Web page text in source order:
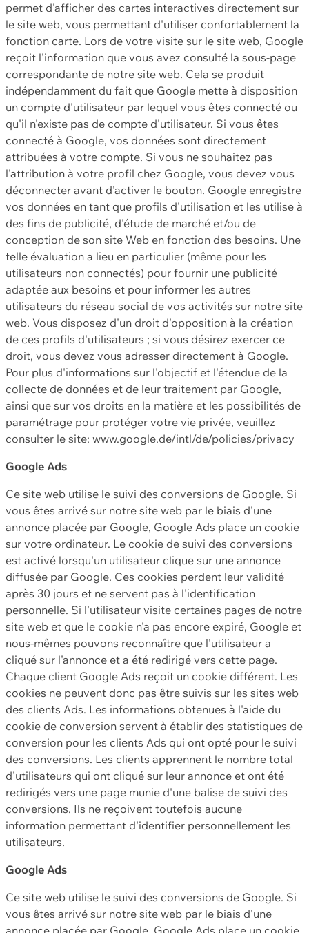
permet d'afficher des cartes interactives directement sur
le site web, vous permettant d'utiliser confortablement la
fonction carte. Lors de votre visite sur le site web, Google
reçoit l'information que vous avez consulté la sous-page
correspondante de notre site web. Cela se produit
indépendamment du fait que Google mette à disposition
un compte d'utilisateur par lequel vous êtes connecté ou
qu'il n'existe pas de compte d'utilisateur. Si vous êtes
connecté à Google, vos données sont directement
attribuées à votre compte. Si vous ne souhaitez pas
l'attribution à votre profil chez Google, vous devez vous
déconnecter avant d'activer le bouton. Google enregistre
vos données en tant que profils d'utilisation et les utilise à
des fins de publicité, d'étude de marché et/ou de
conception de son site Web en fonction des besoins. Une
telle évaluation a lieu en particulier (même pour les
utilisateurs non connectés) pour fournir une publicité
adaptée aux besoins et pour informer les autres
utilisateurs du réseau social de vos activités sur notre site
web. Vous disposez d'un droit d'opposition à la création
de ces profils d'utilisateurs ; si vous désirez exercer ce
droit, vous devez vous adresser directement à Google.
Pour plus d'informations sur l'objectif et l'étendue de la
collecte de données et de leur traitement par Google,
ainsi que sur vos droits en la matière et les possibilités de
paramétrage pour protéger votre vie privée, veuillez
consulter le site: www.google.de/intl/de/policies/privacy
Google Ads
Ce site web utilise le suivi des conversions de Google. Si
vous êtes arrivé sur notre site web par le biais d'une
annonce placée par Google, Google Ads place un cookie
sur votre ordinateur. Le cookie de suivi des conversions
est activé lorsqu'un utilisateur clique sur une annonce
diffusée par Google. Ces cookies perdent leur validité
après 30 jours et ne servent pas à l'identification
personnelle. Si l'utilisateur visite certaines pages de notre
site web et que le cookie n'a pas encore expiré, Google et
nous-mêmes pouvons reconnaître que l'utilisateur a
cliqué sur l'annonce et a été redirigé vers cette page.
Chaque client Google Ads reçoit un cookie différent. Les
cookies ne peuvent donc pas être suivis sur les sites web
des clients Ads. Les informations obtenues à l'aide du
cookie de conversion servent à établir des statistiques de
conversion pour les clients Ads qui ont opté pour le suivi
des conversions. Les clients apprennent le nombre total
d'utilisateurs qui ont cliqué sur leur annonce et ont été
redirigés vers une page munie d'une balise de suivi des
conversions. Ils ne reçoivent toutefois aucune
information permettant d'identifier personnellement les
utilisateurs.
Google Ads
Ce site web utilise le suivi des conversions de Google. Si
vous êtes arrivé sur notre site web par le biais d'une